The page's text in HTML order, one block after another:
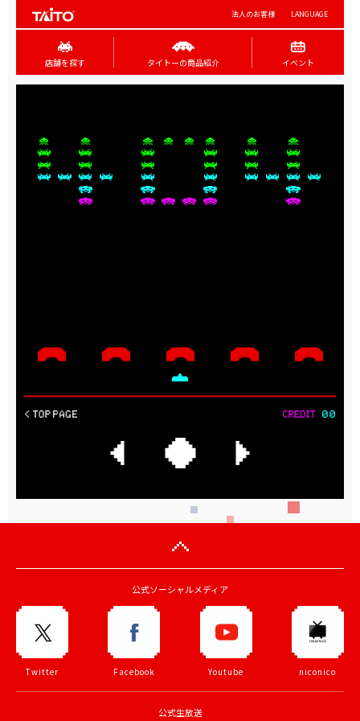
法人のお客様 LANGUAGE
店舗を探す タイトーの商品紹介 イベント
公式ソーシャルメディア
Twitter Facebook Youtube niconico
公式生放送